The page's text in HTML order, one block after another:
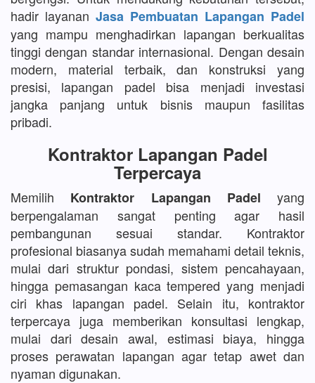
hadir layanan Jasa Pembuatan Lapangan Padel
yang mampu menghadirkan lapangan berkualitas
tinggi dengan standar internasional. Dengan desain
modern, material terbaik, dan konstruksi yang
presisi, lapangan padel bisa menjadi investasi
jangka panjang untuk bisnis maupun fasilitas
pribadi.
Kontraktor Lapangan Padel
Terpercaya
Memilih Kontraktor Lapangan Padel yang
berpengalaman sangat penting agar hasil
pembangunan sesuai standar. Kontraktor
profesional biasanya sudah memahami detail teknis,
mulai dari struktur pondasi, sistem pencahayaan,
hingga pemasangan kaca tempered yang menjadi
ciri khas lapangan padel. Selain itu, kontraktor
terpercaya juga memberikan konsultasi lengkap,
mulai dari desain awal, estimasi biaya, hingga
proses perawatan lapangan agar tetap awet dan
nyaman digunakan.